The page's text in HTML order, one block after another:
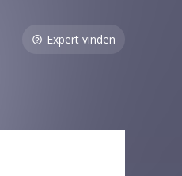
Expert vinden